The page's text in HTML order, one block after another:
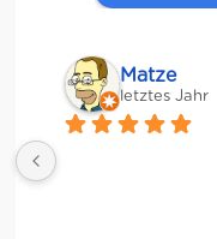
Matze
letztes Jahr